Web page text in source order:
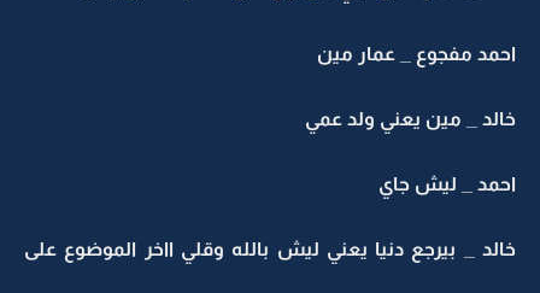
احمد مفجوع _ عمار مين
خالد _ مين يعني ولد عمي
احمد _ ليش جاي
خالد _ بيرجع دنيا يعني ليش بالله وقلي ااخر الموضوع على